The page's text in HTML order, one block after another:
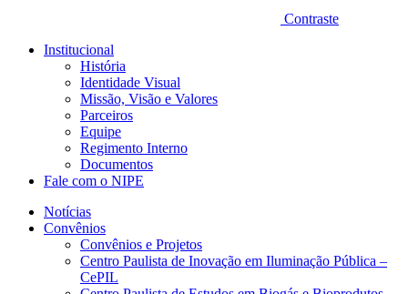
Contraste
Institucional
História
Identidade Visual
Missão, Visão e Valores
Parceiros
Equipe
Regimento Interno
Documentos
Fale com o NIPE
Notícias
Convênios
Convênios e Projetos
Centro Paulista de Inovação em Iluminação Pública –
CePIL